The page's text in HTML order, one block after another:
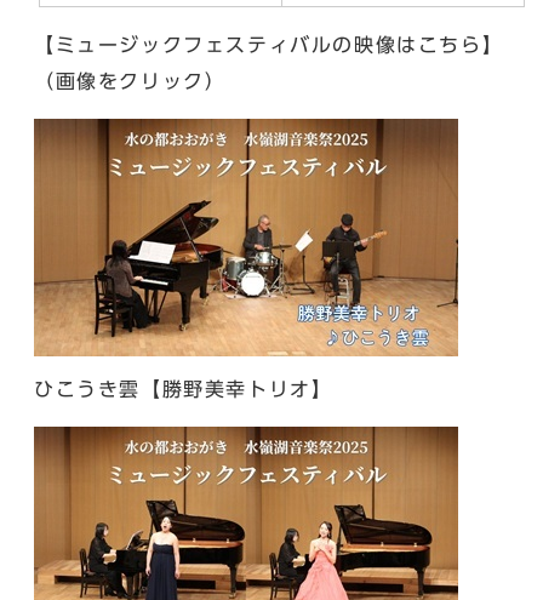
【ミュージックフェスティバルの映像はこちら】
（画像をクリック）
ひこうき雲【勝野美幸トリオ】